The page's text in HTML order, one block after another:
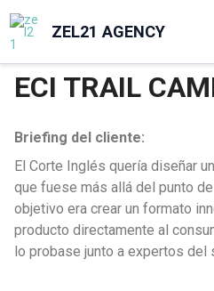
contenido
ZEL21 AGENCY
ECI TRAIL
Briefing del cliente:
El Corte Inglés quería diseñar
que fuese más allá del punto
objetivo era crear un formato
producto directamente al
lo probase junto a expertos del